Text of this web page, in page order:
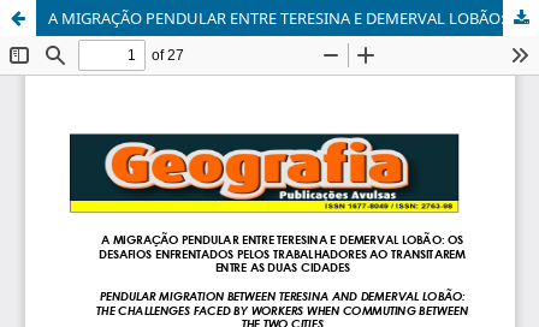
A MIGRAÇÃO PENDULAR ENTRE TERESINA E DEMERVAL LOBÃO: OS DESAFIOS ENFRENTADOS PELOS TRABALHADORES AO TRANSITAREM ENTRE AS DUAS CIDADES